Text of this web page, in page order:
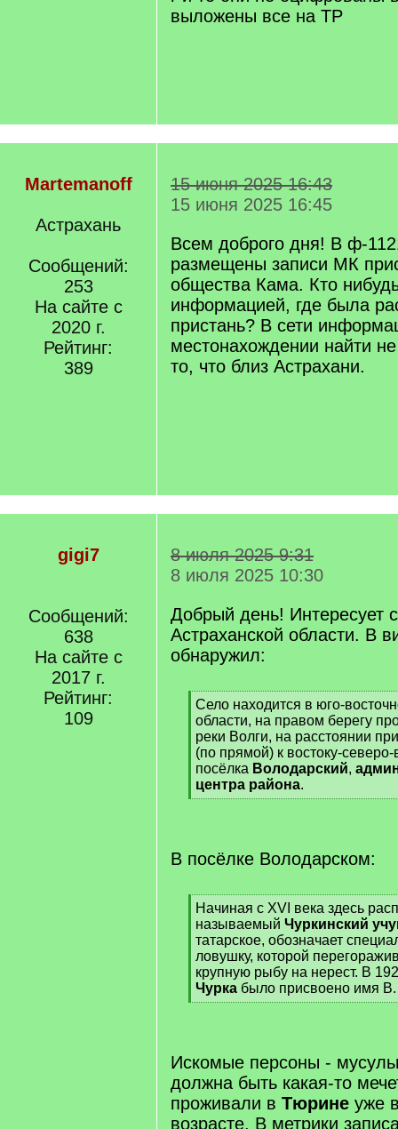
выложены все на ТР
Martemanoff
Астрахань
Сообщений:
253
На сайте с
2020 г.
Рейтинг:
389
15 июня 2025 16:43
15 июня 2025 16:45
Всем доброго дня! В ф-
размещены записи МК
общества Кама. Кто
информацией, где была
пристань? В сети
местонахождении найти
то, что близ Астрахани.
gigi7
Сообщений:
638
На сайте с
2017 г.
Рейтинг:
109
8 июля 2025 9:31
8 июля 2025 10:30
Добрый день! Интересует
Астраханской области. В
обнаружил:
[
q
]
Село находится в юго-
области, на правом берегу
реки Волги, на расстоянии
(по прямой) к востоку-северо-
посёлка Володарский,
центра района.
[
В посёлке Володарском:
[
q
]
Начиная с XVI века здесь
называемый Чуркинский
татарское, обозначает
ловушку, которой
крупную рыбу на нерест. В
Чурка было присвоено имя В.
[
Искомые персоны -
должна быть какая-то
проживали в Тюрине уже
возрасте. В метрики